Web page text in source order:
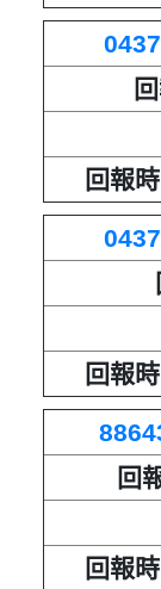
匿名
回報
匿名
回報
回報
匿
回
回報
回報
回
回報